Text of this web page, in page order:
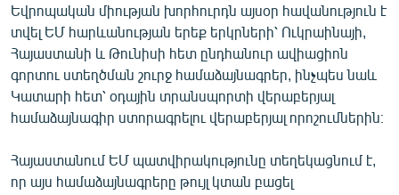
ԱՐԽԻՎ
ՏԵՍԱՆՅՈՒԹԵՐ
ԲԱՆԱՎԵՃ
ՁԳՏԵԼՈՎ ԼԱՎԱԳՈՒՅՆԻՆ
Հայերեն
Եվրոպական միության խորհուրդն այսօր հավանություն է
տվել ԵՄ հարևանության երեք երկրների՝ Ուկրաինայի,
Հայաստանի և Թունիսի հետ ընդհանուր ավիացիոն
գորտու ստեղծման շուրջ համաձայնագրեր, ինչպես նաև
Կատարի հետ՝ օդային տրանսպորտի վերաբերյալ
համաձայնագիր ստորագրելու վերաբերյալ որոշումներին։
Հայաստանում ԵՄ պատվիրակությունը տեղեկացնում է,
որ այս համաձայնագրերը թույլ կտան բացել